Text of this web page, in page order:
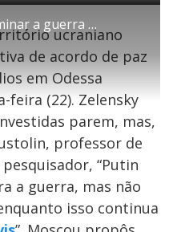
‘Putin não quer terminar a guerra na Ucrânia’, diz especialista sobre avanço de negociações
s
c
e
n
o
i
l
ucraniano
de acordo de paz
em Odessa
(22). Zelensky
parem, mas,
professor de
“Putin
a guerra, mas não
isso continua